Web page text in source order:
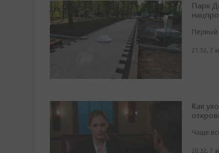
Парк
Первый
21:32, 7
Как
Чаще
20:32, 7